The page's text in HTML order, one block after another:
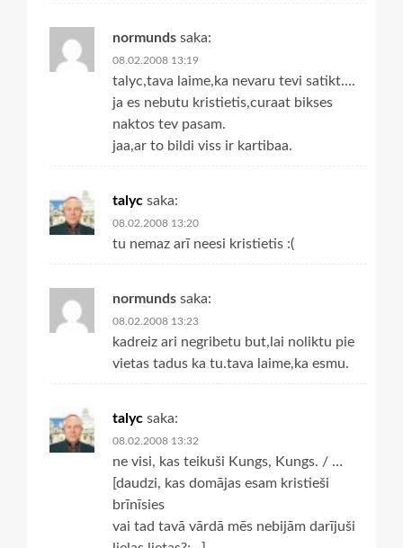
normunds saka:
08.02.2008 13:19
talyc,tava laime,ka nevaru tevi satikt….
ja es nebutu kristietis,curaat bikses
naktos tev pasam.
jaa,ar to bildi viss ir kartibaa.
talyc saka:
08.02.2008 13:20
tu nemaz arī neesi kristietis :(
normunds saka:
08.02.2008 13:23
kadreiz ari negribetu but,lai noliktu pie
vietas tadus ka tu.tava laime,ka esmu.
talyc saka:
08.02.2008 13:32
ne visi, kas teikuši Kungs, Kungs. / …
[daudzi, kas domājas esam kristieši
brīnīsies
vai tad tavā vārdā mēs nebijām darījuši